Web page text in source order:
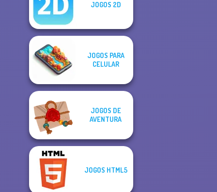
Muscle Clicker 2
Mr. Macagi
JOGOS 2D
JOGOS PARA
CELULAR
JOGOS DE
AVENTURA
JOGOS HTML5